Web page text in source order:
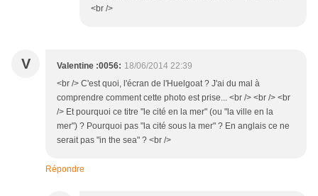
<br />
V Valentine :0056: 18/06/2014 22:39
<br /> C'est quoi, l'écran de l'Huelgoat ? J'ai du mal à
comprendre comment cette photo est prise... <br /> <br /> <br
/> Et pourquoi ce titre "le cité en la mer" (ou "la ville en la
mer") ? Pourquoi pas "la cité sous la mer" ? En anglais ce ne
serait pas "in the sea" ? <br />
Répondre